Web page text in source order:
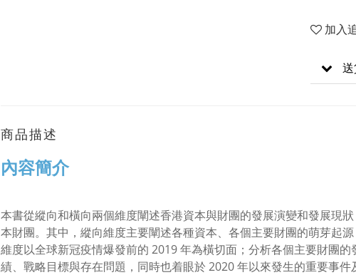
加入
商品描述
內容簡介
本書從縱向和橫向兩個維度闡述香港資本與財團的發展演變和發展現
本財團。其中，縱向維度主要闡述各種資本、各個主要財團的萌芽起
維度以全球新冠疫情爆發前的 2019 年為橫切面；分析各個主要財團
績、戰略目標與存在問題，同時也着眼於 2020 年以來發生的重要事